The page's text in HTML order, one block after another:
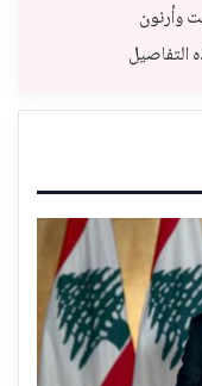
وأرنون
التفاصيل